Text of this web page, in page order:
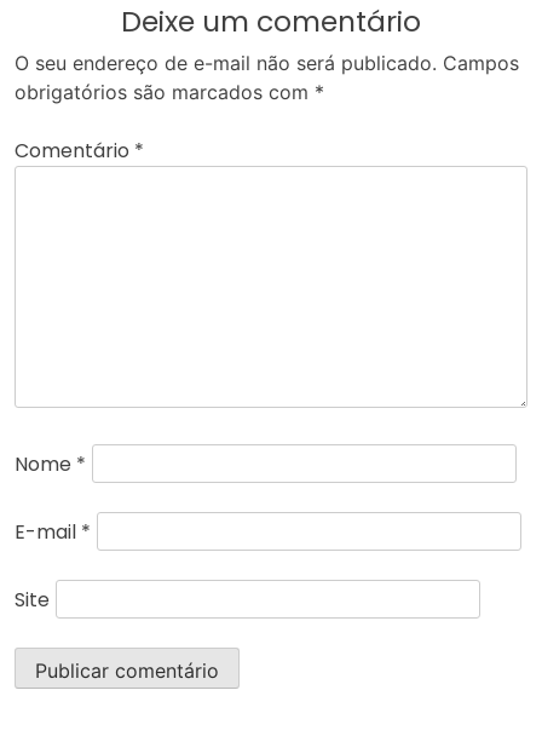
Deixe um comentário
O seu endereço de e-mail não será publicado. Campos
obrigatórios são marcados com *
Comentário *
Nome *
E-mail *
Site